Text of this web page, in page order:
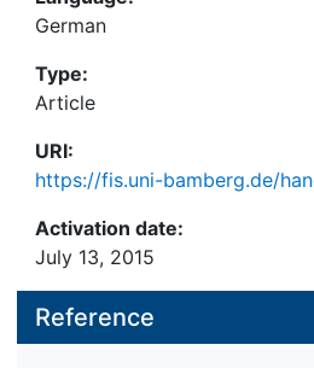
German
Type:
Article
URI:
https://fis.uni-bamberg.de/
Activation date:
July 13, 2015
Reference